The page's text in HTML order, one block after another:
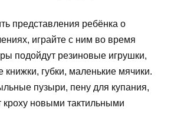
представления ребёнка о
играйте с ним во время
подойдут резиновые игрушки,
губки, маленькие мячики.
пузыри, пену для купания,
кроху новыми тактильными